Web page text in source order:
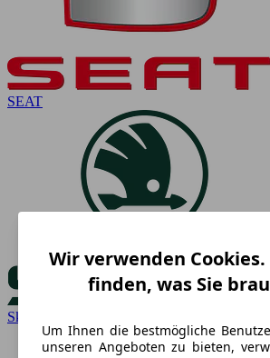
SEAT
Skoda
Wir verwenden
finden, was Sie
Um Ihnen die bestmögliche
unseren Angeboten zu bieten,